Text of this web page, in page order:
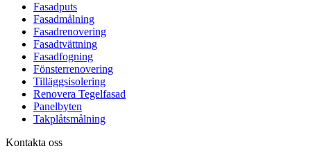
Fasadputs
Fasadmålning
Fasadrenovering
Fasadtvättning
Fasadfogning
Fönsterrenovering
Tilläggsisolering
Renovera Tegelfasad
Panelbyten
Takplåtsmålning
Kontakta oss